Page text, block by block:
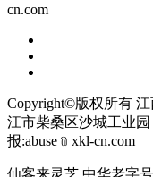
cn.com
Copyright©版权所有
江市柴桑区沙城工业园
报:abuse﹫xkl-cn.com
仙客来灵芝 中华老字